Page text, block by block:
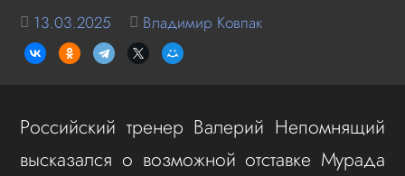
13.03.2025 Владимир Ковпак
Российский тренер Валерий Непомнящий
высказался о возможной отставке Мурада